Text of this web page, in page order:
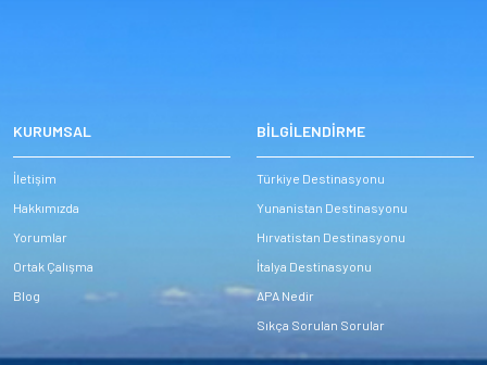
KURUMSAL
İletişim
Hakkımızda
Yorumlar
Ortak Çalışma
Blog
BİLGİLENDİRME
Türkiye Destinasyonu
Yunanistan Destinasyonu
Hırvatistan Destinasyonu
İtalya Destinasyonu
APA Nedir
Sıkça Sorulan Sorular